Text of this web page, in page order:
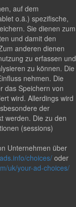
auf dem
o.ä.) spezifische,
Sie dienen zum
und damit den
anderen dienen
zu erfassen und
zu können. Die
nehmen. Die
das Speichern von
wird. Allerdings wird
der
werden. Die zu den
(sessions)
Unternehmen über
choices/ oder
uk/your-ad-choices/